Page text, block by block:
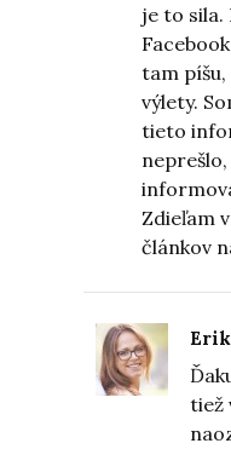
je to
tam píšu,
výlety.
tieto
Zdieľam
článkov
tiež